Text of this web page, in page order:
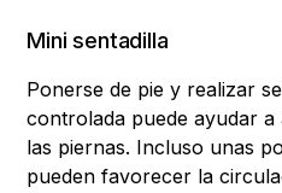
Mini sentadilla
Ponerse de pie y realizar
controlada puede ayudar
las piernas. Incluso unas
pueden favorecer la